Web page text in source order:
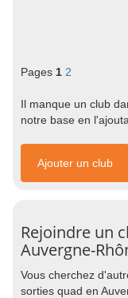
Pages 1 2
Il manque un club
notre base en
Ajouter un club
Rejoindre un
Auvergne-
Vous cherchez
sorties quad en